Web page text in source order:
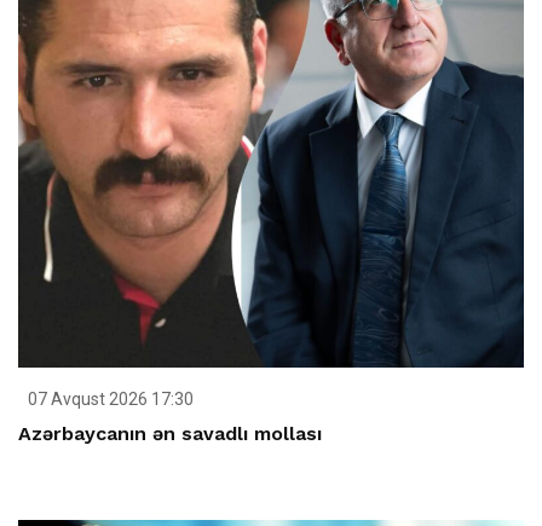
07 Avqust 2026 17:30
Azərbaycanın ən savadlı mollası